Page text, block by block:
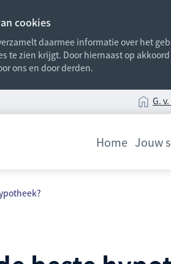
cookies
daarmee informatie over het
te zien krijgt. Door hiernaast op
ons en door derden.
G.
Home Jouw